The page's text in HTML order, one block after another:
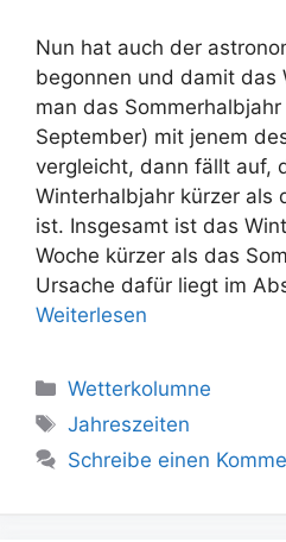
Nun hat auch der
begonnen und damit das
man das
September) mit jenem
vergleicht, dann fällt auf,
Winterhalbjahr kürzer als
ist. Insgesamt ist das
Woche kürzer als das
Ursache dafür liegt im
Weiterlesen
Kategorien
Wetterkolumne
Schlagwörter
Jahreszeiten
Schreibe einen